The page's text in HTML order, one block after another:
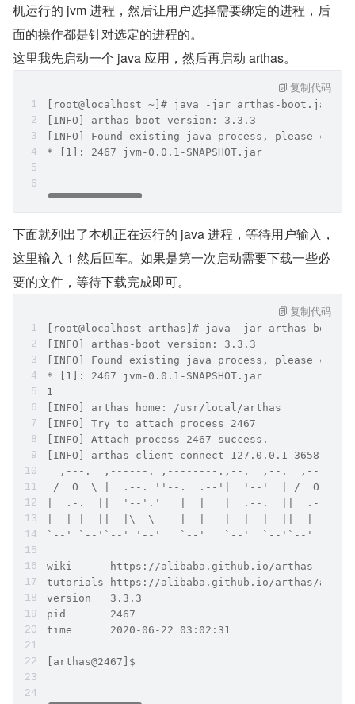
机运行的 jvm 进程，然后让用户选择需要绑定的进程，后
面的操作都是针对选定的进程的。
这里我先启动一个 java 应用，然后再启动 arthas。
[root@localhost ~]# java -jar arthas-boot.jar
[INFO] arthas-boot version: 3.3.3
[INFO] Found existing java process, please
* [1]: 2467 jvm-0.0.1-SNAPSHOT.jar
复制代码
下面就列出了本机正在运行的 java 进程，等待用户输入，
这里输入 1 然后回车。如果是第一次启动需要下载一些必
要的文件，等待下载完成即可。
[root@localhost arthas]# java -jar arthas-
[INFO] arthas-boot version: 3.3.3
[INFO] Found existing java process, please
* [1]: 2467 jvm-0.0.1-SNAPSHOT.jar
1
[INFO] arthas home: /usr/local/arthas
[INFO] Try to attach process 2467
[INFO] Attach process 2467 success.
[INFO] arthas-client connect 127.0.0.1 3658
,---.  ,------. ,--------.,--
/  O  \ |  .--. ''--.  .--'|
|  .-.  ||  '--'.'   |  |   |
|  | |  ||  |\  \    |  |   |  |
`--' `--'`--' '--'   `--'   `--'
wiki      https://
tutorials https://
version
pid
time      2020-06-
[arthas@2467]$
复制代码